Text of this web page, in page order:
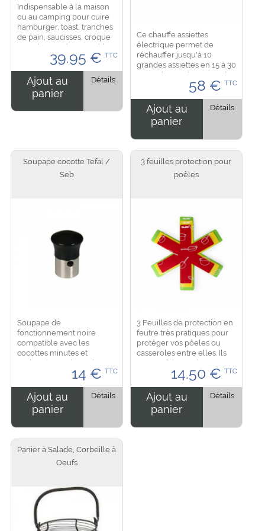
Indispensable à la maison
ou au camping pour cuire
hamburger, toast, tranches
de pain, saucisses, croque
monsieur... Cuisson rapide
grace à la fonte
d'aluminium, adapter pour
le gaz, grille ou...
39.95 € TTC
Ajout au
panier
Détails
Ce chauffe assiettes
électrique permet de
réchauffer jusqu'à 10
grandes assiettes en 15 à 30
mn. Cela convient pour des
assiettes en porcelaine
fine, verre ou céramique. Il
y as un contrôle de...
58 € TTC
Ajout au
panier
Détails
Soupape cocotte Tefal /
Seb
Soupape de
fonctionnement noire
compatible avec les
cocottes minutes et
Authentique. Dimension :
3.5 cm de longueur pour un
14 € TTC
Ajout au
panier
Détails
3 feuilles protection pour
poêles
3 Feuilles de protection en
feutre très pratiques pour
protéger vos pôeles ou
casseroles entre elles. Ils
sont parfait pour les
ustensiles qui non pas de
revetement ou anti-
adhérant en évitant...
14.50 € TTC
Ajout au
panier
Détails
Panier à Salade, Corbeille à
Oeufs